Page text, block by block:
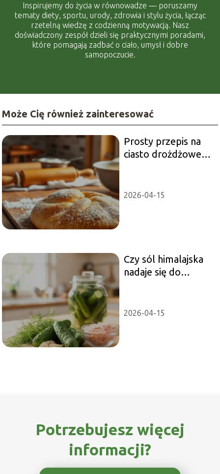
Inspirujemy do życia w równowadze — poruszamy
tematy diety, sportu, urody, zdrowia i stylu życia, łącząc
rzetelną wiedzę z codzienną motywacją. Nasz
doświadczony zespół dzieli się praktycznymi poradami,
które pomagają zadbać o ciało, umysł i dobre
samopoczucie.
Może Cię również zainteresować
Prosty przepis na
ciasto drożdżowe
2026-04-15
Czy sól himalajska
nadaje się do
2026-04-15
Potrzebujesz więcej
informacji?